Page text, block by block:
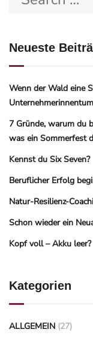
Neueste
Wenn der Wald eine
7 Gründe, warum du
was ein Sommerfest
Kennst du Six Seven?
Beruflicher Erfolg
Natur-Resilienz-
Schon wieder ein
Kopf voll – Akku leer?
Kategorien
ALLGEMEIN (27)